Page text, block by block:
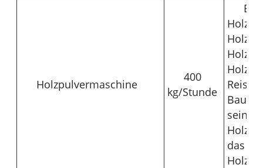
Holzpulvermaschine
400
kg/Stunde
Es
sein,
das